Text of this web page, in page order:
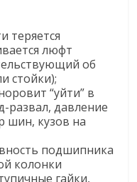
теряется
люфт
об
стойки);
“уйти” в
развал, давление
шин, кузов на
подшипника
колонки
гайки,